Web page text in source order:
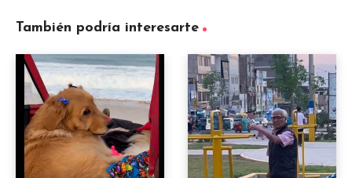
También podría interesarte